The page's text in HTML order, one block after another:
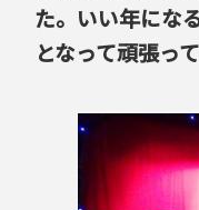
た。いい年にな
となって頑張っ